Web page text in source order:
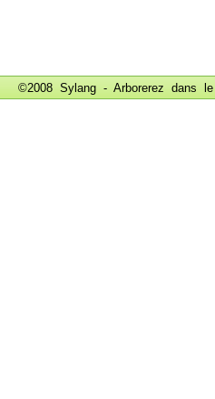
©2008 Sylang - Arborerez dans le